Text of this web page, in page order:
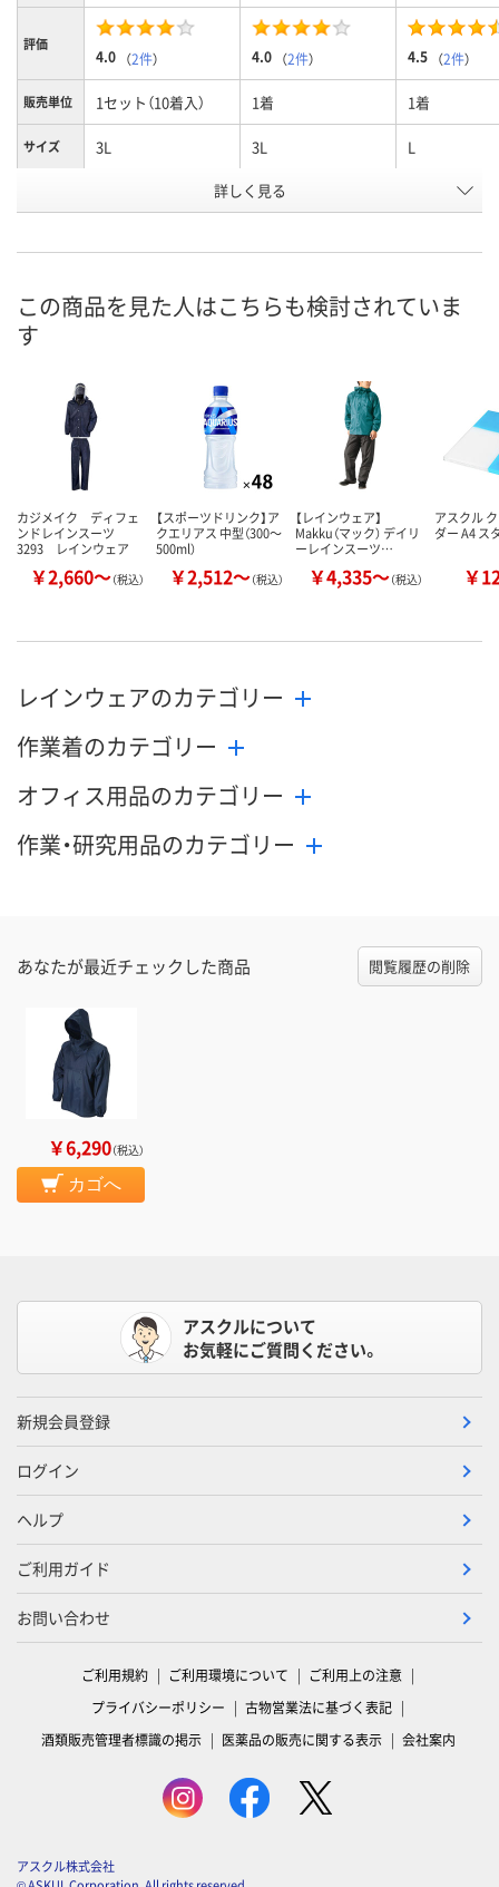
評価
4.0 （2件） 4.0 （2件） 4.5 （2件）
販売単位 1セット（10着入） 1着 1着
サイズ 3L 3L L
A820751 A821823
お届け日
ついてご連絡いたし
8月13日（木）
カゴへ カゴへ
販売停止中
詳しく見る
この商品を見た人はこちらも検討されていま
す
カジメイク ディフェ
ンドレインスーツ
3293 レインウェア
￥2,660～（税込）
【スポーツドリンク】ア
クエリアス 中型（300～
500ml）
￥2,512～（税込）
【レインウェア】
Makku（マック） デイリ
ーレインスーツ…
￥4,335～（税込）
アスクル
ダー A4 ス
￥
レインウェアのカテゴリー
作業着のカテゴリー
オフィス用品のカテゴリー
作業・研究用品のカテゴリー
あなたが最近チェックした商品 閲覧履歴の削除
￥6,290（税込）
カゴへ
アスクルについて
お気軽にご質問ください。
新規会員登録
ログイン
ヘルプ
ご利用ガイド
お問い合わせ
ご利用規約 ご利用環境について
ご利用上の注意
プライバシーポリシー
古物営業法に基づく表記
酒類販売管理者標識の掲示
医薬品の販売に関する表示 会社案内
アスクル株式会社